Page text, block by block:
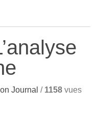
Journal / 1158 vues